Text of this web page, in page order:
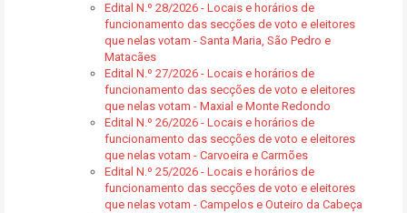
Edital N.º 28/2026 - Locais e horários de
funcionamento das secções de voto e eleitores
que nelas votam - Santa Maria, São Pedro e
Matacães
Edital N.º 27/2026 - Locais e horários de
funcionamento das secções de voto e eleitores
que nelas votam - Maxial e Monte Redondo
Edital N.º 26/2026 - Locais e horários de
funcionamento das secções de voto e eleitores
que nelas votam - Carvoeira e Carmões
Edital N.º 25/2026 - Locais e horários de
funcionamento das secções de voto e eleitores
que nelas votam - Campelos e Outeiro da Cabeça